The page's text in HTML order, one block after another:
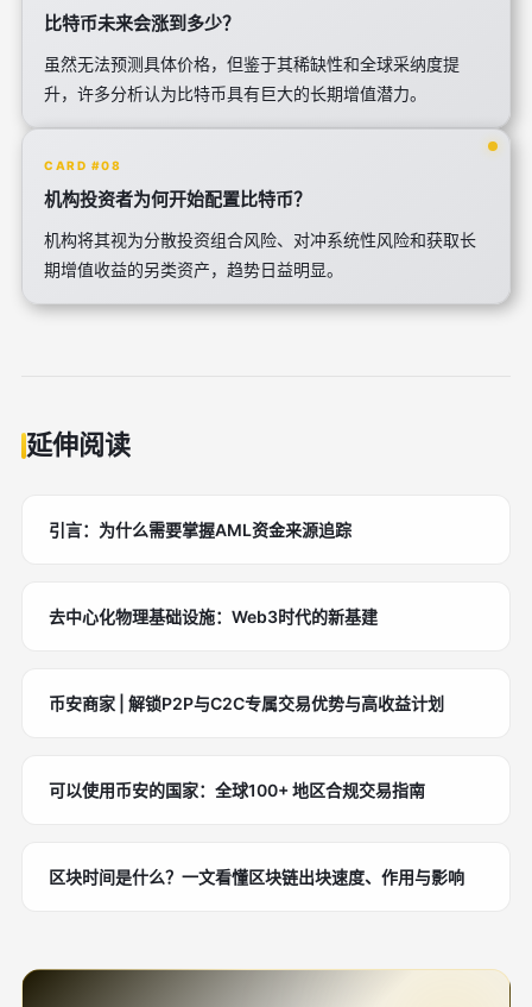
比特币未来会涨到多少？
虽然无法预测具体价格，但鉴于其稀缺性和全球采纳度提
升，许多分析认为比特币具有巨大的长期增值潜力。
CARD #08
机构投资者为何开始配置比特币？
机构将其视为分散投资组合风险、对冲系统性风险和获取长
期增值收益的另类资产，趋势日益明显。
延伸阅读
引言：为什么需要掌握AML资金来源追踪
去中心化物理基础设施：Web3时代的新基建
币安商家 | 解锁P2P与C2C专属交易优势与高收益计划
可以使用币安的国家：全球100+ 地区合规交易指南
区块时间是什么？一文看懂区块链出块速度、作用与影响